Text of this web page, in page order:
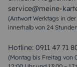
service@meine-
(Antwort Werktags in
innerhalb von 24
Hotline: 0911 47 71
(Montag bis Freitag von
Sprüche zur Hochzeit
Sprüche zur
Weihnachtsgedichte
Liebessprüche
Geburtstagssprüche
Trauersprüche